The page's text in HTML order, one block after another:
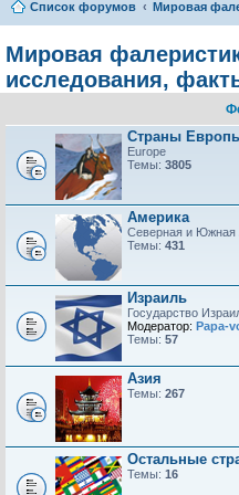
Список форумов Мировая
Мировая
исследования,
Страны
Europe
Темы: 3805
Америка
Северная и Южная
Темы: 431
Израиль
Модератор: Papa-
Темы: 57
Азия
Темы: 267
Остальные
Темы: 16